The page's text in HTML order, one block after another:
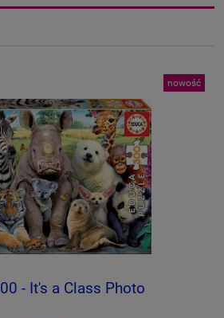
- It's a Class Photo
nowość